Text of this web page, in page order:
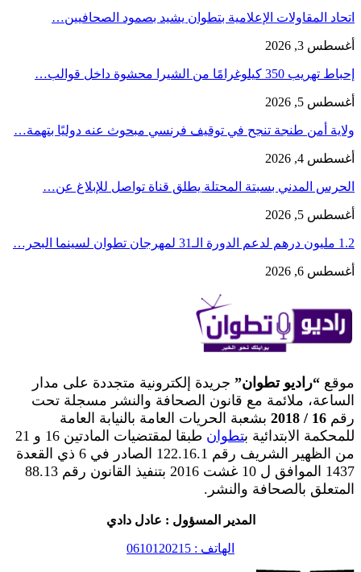
اتحاد المقاولات الإعلامية بتطوان يشيد بصمود الصحافيين…
أغسطس 3, 2026
إحباط تهريب 350 كيلوغرامًا من الشيرا محشوة داخل قوالب…
أغسطس 5, 2026
ولاية أمن طنجة تنجح في توقيف فرنسي مبحوث عنه دوليًا بتهمة…
أغسطس 4, 2026
الحرس المدني بسبتة المحتلة يطلق قناة تواصل للإبلاغ عن…
أغسطس 5, 2026
1.2 مليون درهم لدعم الدورة الـ31 لمهرجان تطوان لسينما البحر…
أغسطس 6, 2026
موقع “راديو تطوان” جريدة إلكترونية متجددة على مدار
الساعة، ملائمة مع قانون الصحافة والنشر مسجلة تحت
رقم 16 / 2018
بشعبة الحريات العامة بالنيابة العامة
للمحكمة الابتدائية بتطوان
طبقا لمقتضيات المادتين 16 و 21
من الظهير الشريف رقم 122.16.1 الصادر في 6 ذي القعدة
1437 الموافق ل 10 غشت 2016 بتنفيذ القانون رقم 88.13
المتعلق بالصحافة والنشر.
المدير المسؤول : عادل دادي
الهاتف : 0610120215